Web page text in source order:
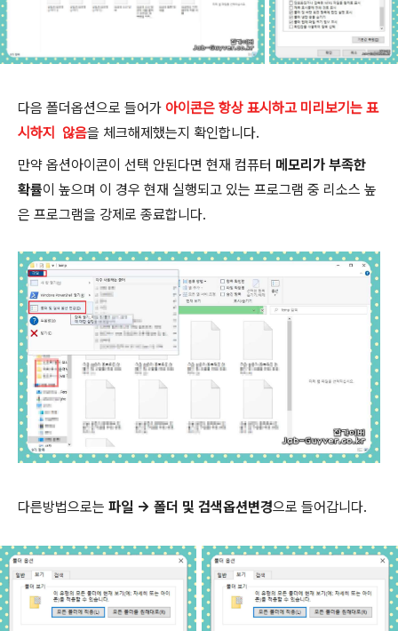
다음 폴더옵션으로 들어가 아이콘은 항상 표시하고 미리보기는 표
시하지 않음을 체크해제했는지 확인합니다.
만약 옵션아이콘이 선택 안된다면 현재 컴퓨터 메모리가 부족한
확률이 높으며 이 경우 현재 실행되고 있는 프로그램 중 리소스 높
은 프로그램을 강제로 종료합니다.
다른방법으로는 파일 -> 폴더 및 검색옵션변경으로 들어갑니다.